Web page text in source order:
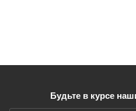
Будьте в курсе